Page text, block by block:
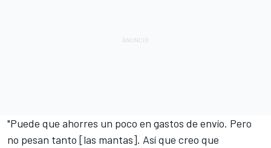
"Puede que ahorres un poco en gastos de envío. Pero
no pesan tanto [las mantas]. Así que creo que